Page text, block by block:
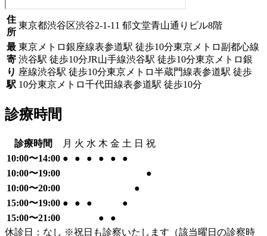
住
所
東京都渋谷区渋谷2-1-11 郁文堂青山通りビル8階
最
寄
り
駅
東京メトロ銀座線表参道駅 徒歩10分東京メトロ副都心線
渋谷駅 徒歩10分JR山手線渋谷駅 徒歩10分東京メトロ銀
座線渋谷駅 徒歩10分東京メトロ半蔵門線表参道駅 徒歩
10分東京メトロ千代田線表参道駅 徒歩10分
診療時間
診療時間 月 火 水 木 金 土 日 祝
10:00〜14:00 ● ● ● ● ●
●
10:00〜19:00
●
10:00〜20:00
●
15:00〜19:00 ● ● ●
●
15:00〜21:00
●
●
休診日：なし ※祝日も診察いたします（該当曜日の診察時